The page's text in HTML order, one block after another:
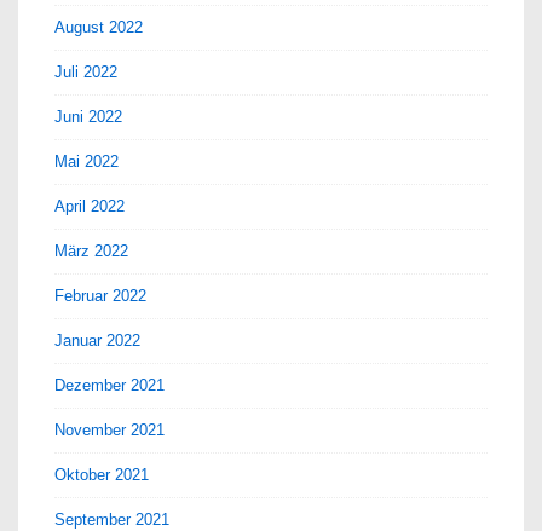
August 2022
Juli 2022
Juni 2022
Mai 2022
April 2022
März 2022
Februar 2022
Januar 2022
Dezember 2021
November 2021
Oktober 2021
September 2021